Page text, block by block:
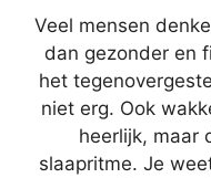
Veel mensen
dan gezonder en
het
niet erg. Ook
heerlijk, maar
slaapritme. Je